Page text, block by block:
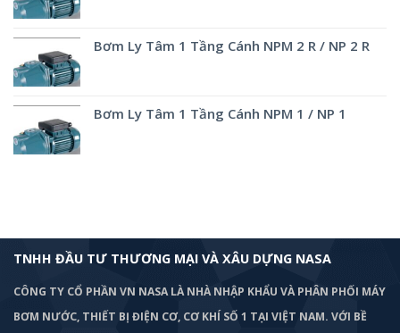
Bơm Ly Tâm 1 Tầng Cánh NPM 2 R / NP 2 R
Bơm Ly Tâm 1 Tầng Cánh NPM 1 / NP 1
TNHH ĐẦU TƯ THƯƠNG MẠI VÀ XÂU DỰNG NASA
CÔNG TY CỔ PHẦN VN NASA LÀ NHÀ NHẬP KHẨU VÀ PHÂN PHỐI MÁY
BƠM NƯỚC, THIẾT BỊ ĐIỆN CƠ, CƠ KHÍ SỐ 1 TẠI VIỆT NAM. VỚI BỀ